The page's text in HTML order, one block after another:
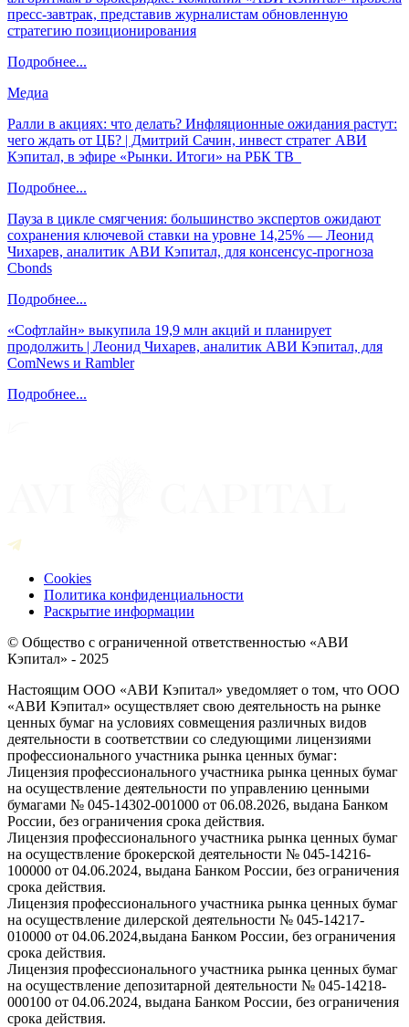
пресс-завтрак, представив журналистам обновленную
стратегию позиционирования
Подробнее...
Медиа
Ралли в акциях: что делать? Инфляционные ожидания растут:
чего ждать от ЦБ? | Дмитрий Сачин, инвест стратег АВИ
Кэпитал, в эфире «Рынки. Итоги» на РБК ТВ
Подробнее...
Пауза в цикле смягчения: большинство экспертов ожидают
сохранения ключевой ставки на уровне 14,25% — Леонид
Чихарев, аналитик АВИ Кэпитал, для консенсус-прогноза
Cbonds
Подробнее...
«Софтлайн» выкупила 19,9 млн акций и планирует
продолжить | Леонид Чихарев, аналитик АВИ Кэпитал, для
ComNews и Rambler
Подробнее...
Cookies
Политика конфиденциальности
Раскрытие информации
© Общество с ограниченной ответственностью «АВИ
Кэпитал» - 2025
Настоящим ООО «АВИ Кэпитал» уведомляет о том, что ООО
«АВИ Кэпитал» осуществляет свою деятельность на рынке
ценных бумаг на условиях совмещения различных видов
деятельности в соответствии со следующими лицензиями
профессионального участника рынка ценных бумаг:
Лицензия профессионального участника рынка ценных бумаг
на осуществление деятельности по управлению ценными
бумагами № 045-14302-001000 от 06.08.2026, выдана Банком
России, без ограничения срока действия.
Лицензия профессионального участника рынка ценных бумаг
на осуществление брокерской деятельности № 045-14216-
100000 от 04.06.2024, выдана Банком России, без ограничения
срока действия.
Лицензия профессионального участника рынка ценных бумаг
на осуществление дилерской деятельности № 045-14217-
010000 от 04.06.2024,выдана Банком России, без ограничения
срока действия.
Лицензия профессионального участника рынка ценных бумаг
на осуществление депозитарной деятельности № 045-14218-
000100 от 04.06.2024, выдана Банком России, без ограничения
срока действия.